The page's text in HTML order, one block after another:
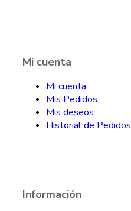
Mi cuenta
Mi cuenta
Mis Pedidos
Mis deseos
Historial de Pedidos
Información